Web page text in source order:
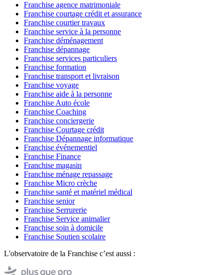
Franchise agence matrimoniale
Franchise courtage crédit et assurance
Franchise courtier travaux
Franchise service à la personne
Franchise déménagement
Franchise dépannage
Franchise services particuliers
Franchise formation
Franchise transport et livraison
Franchise voyage
Franchise aide à la personne
Franchise Auto école
Franchise Coaching
Franchise conciergerie
Franchise Courtage crédit
Franchise Dépannage informatique
Franchise événementiel
Franchise Finance
Franchise magasin
Franchise ménage repassage
Franchise Micro crèche
Franchise santé et matériel médical
Franchise senior
Franchise Serrurerie
Franchise Service animalier
Franchise soin à domicile
Franchise Soutien scolaire
L'observatoire de la Franchise c’est aussi :